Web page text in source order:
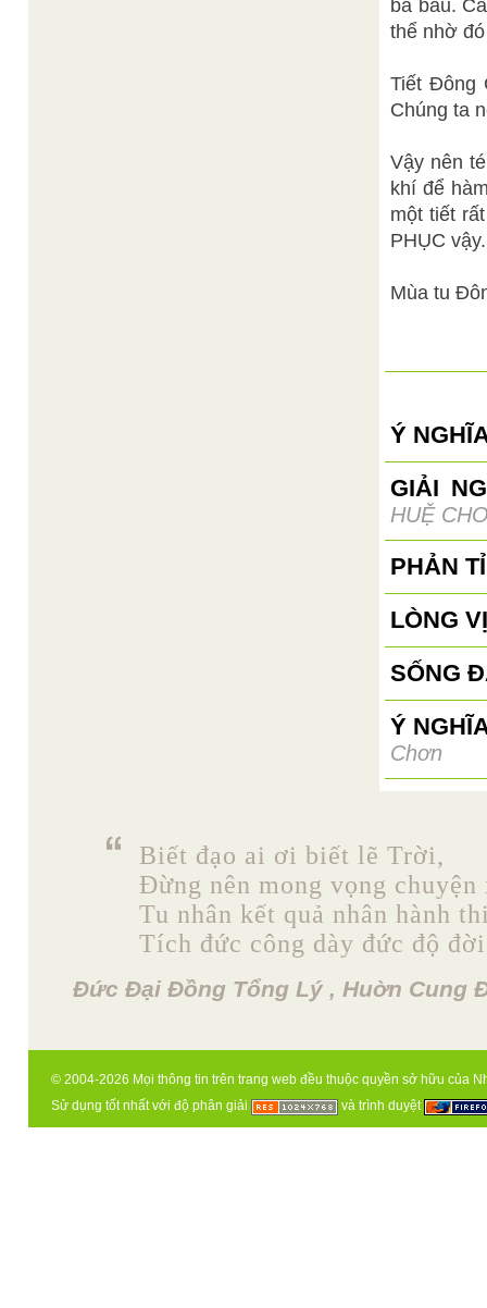
ba báu.
thể nhờ
Tiết Đông
Chúng ta
Vậy nên
khí để
một tiết
PHỤC vậy.
Mùa tu
Ý
GIẢI
HUỆ
PHẢN
LÒNG
SỐNG
Ý
Chơn
Biết đạo ai ơi biết lẽ Trời,
Đừng nên mong vọng
Tu nhân kết quả nhân hành
Tích đức công dày đức độ
Đức Đại Đồng Tổng Lý , Huờn Cung
© 2004-2026 Mọi thông tin trên trang web đều thuộc quyền sở hữu của
Sử dụng tốt nhất với độ phân giải
và trình duyệt